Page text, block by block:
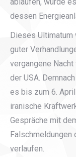
dessen
Dieses Ultimatum
guter
vergangene
der USA.
es bis zum 6.
iranische
Gespräche mit
Falschmeldungen
verlaufen.